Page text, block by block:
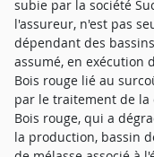
subie par la société
l'assureur, n'est pas
dépendant des
assumé, en exécution
Bois rouge lié au
par le traitement de
Bois rouge, qui a
la production, bassin